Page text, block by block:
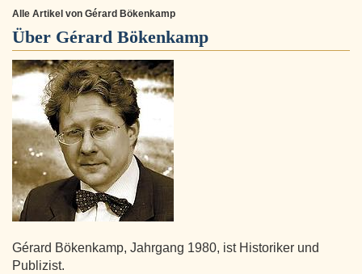
Alle Artikel von Gérard Bökenkamp
Über Gérard Bökenkamp
Gérard Bökenkamp, Jahrgang 1980, ist Historiker und
Publizist.